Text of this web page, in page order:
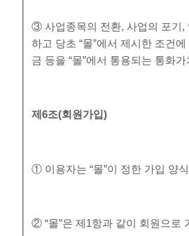
③ 사업종목의 전환, 사업의 포기,
하고 당초 “몰”에서 제시한 조건
금 등을 “몰”에서 통용되는 통화
제6조(회원가입)
① 이용자는 “몰”이 정한 가입 양
② “몰”은 제1항과 같이 회원으로